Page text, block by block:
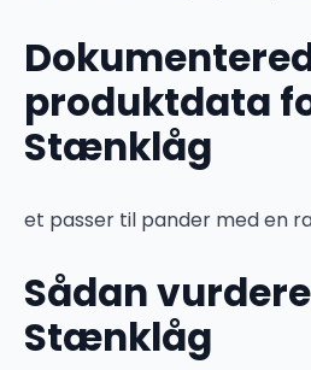
produktdata
Stænklåg
et passer til pander med en
Sådan
Stænklåg